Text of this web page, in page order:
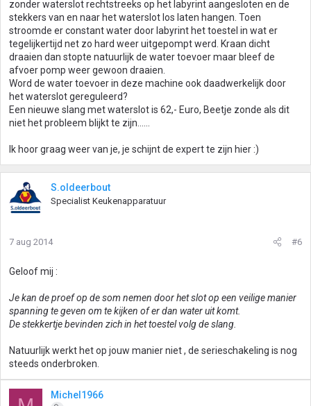
zonder waterslot rechtstreeks op het labyrint aangesloten en de
stekkers van en naar het waterslot los laten hangen. Toen
stroomde er constant water door labyrint het toestel in wat er
tegelijkertijd net zo hard weer uitgepompt werd. Kraan dicht
draaien dan stopte natuurlijk de water toevoer maar bleef de
afvoer pomp weer gewoon draaien.
Word de water toevoer in deze machine ook daadwerkelijk door
het waterslot gereguleerd?
Een nieuwe slang met waterslot is 62,- Euro, Beetje zonde als dit
niet het probleem blijkt te zijn......
Ik hoor graag weer van je, je schijnt de expert te zijn hier :)
S.oldeerbout
Specialist Keukenapparatuur
7 aug 2014 #6
Geloof mij :
Je kan de proef op de som nemen door het slot op een veilige manier
spanning te geven om te kijken of er dan water uit komt.
De stekkertje bevinden zich in het toestel volg de slang.
Natuurlijk werkt het op jouw manier niet , de serieschakeling is nog
steeds onderbroken.
Michel1966